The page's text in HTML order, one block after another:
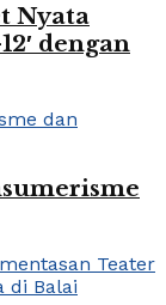
Nyata
dengan